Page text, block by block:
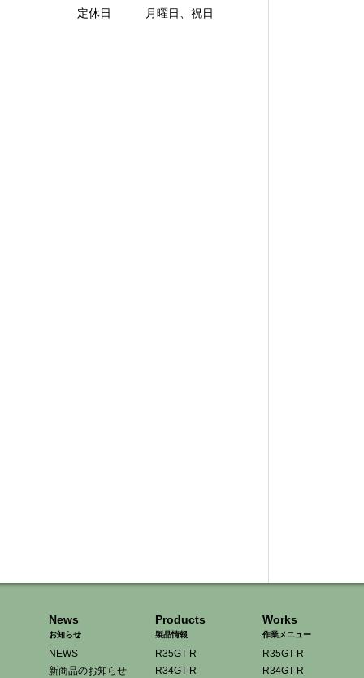
定休日 月曜日、祝日
News
お知らせ
NEWS
新商品のお知らせ
Products
製品情報
R35GT-R
R34GT-R
Works
作業メニュー
R35GT-R
R34GT-R